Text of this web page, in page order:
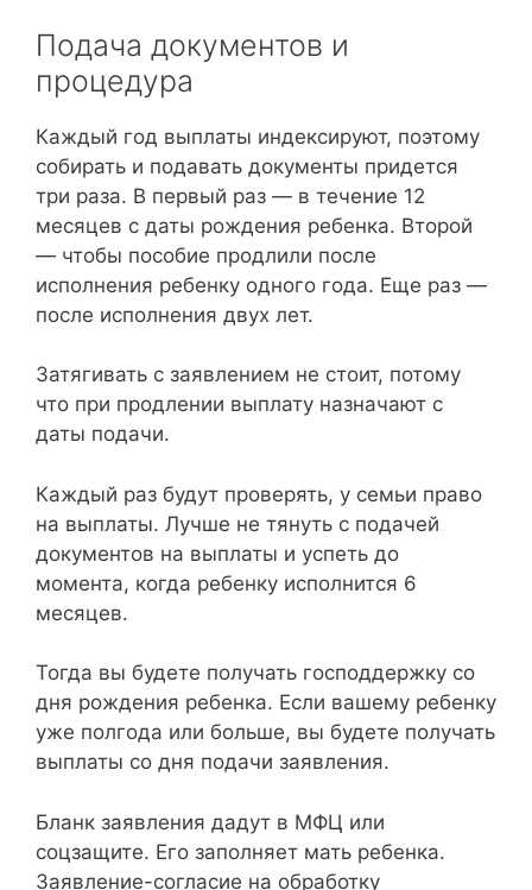
Подача документов и
процедура
Каждый год выплаты индексируют, поэтому
собирать и подавать документы придется
три раза. В первый раз — в течение 12
месяцев с даты рождения ребенка. Второй
— чтобы пособие продлили после
исполнения ребенку одного года. Еще раз —
после исполнения двух лет.
Затягивать с заявлением не стоит, потому
что при продлении выплату назначают с
даты подачи.
Каждый раз будут проверять, у семьи право
на выплаты. Лучше не тянуть с подачей
документов на выплаты и успеть до
момента, когда ребенку исполнится 6
месяцев.
Тогда вы будете получать господдержку со
дня рождения ребенка. Если вашему ребенку
уже полгода или больше, вы будете получать
выплаты со дня подачи заявления.
Бланк заявления дадут в МФЦ или
соцзащите. Его заполняет мать ребенка.
Заявление-согласие на обработку